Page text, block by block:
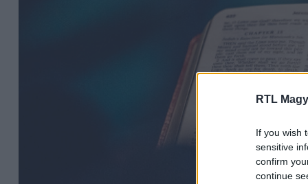
RTL
If you wish
sensitive
confirm
continue